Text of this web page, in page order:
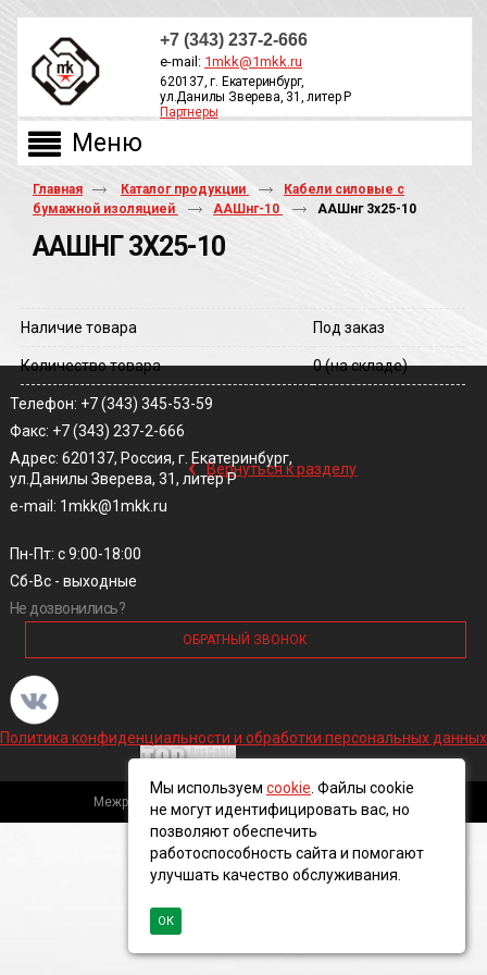
+7 (343) 237-2-666
e-mail: 1mkk@1mkk.ru
620137, г. Екатеринбург,
ул.Данилы Зверева, 31, литер Р
Партнеры
Главная Каталог продукции
Кабели силовые с
бумажной изоляцией
ААШнг-10 ААШнг 3х25-10
ААШНГ 3Х25-10
Наличие товара Под заказ
Количество товара 0(на складе)
‹ Вернуться к разделу
Телефон: +7 (343) 345-53-59
Факс: +7 (343) 237-2-666
Адрес: 620137, Россия, г. Екатеринбург,
ул.Данилы Зверева, 31, литер Р
e-mail: 1mkk@1mkk.ru
Пн-Пт: с 9:00-18:00
Сб-Вс - выходные
Не дозвонились?
ОБРАТНЫЙ ЗВОНОК
Политика конфиденциальности и обработки персональных данных
Межрегиональная кабельная компания, 2016 ©
Мы используем cookie . Файлы cookie
не могут идентифицировать вас, но
позволяют обеспечить
работоспособность сайта и помогают
улучшать качество обслуживания.
ОК